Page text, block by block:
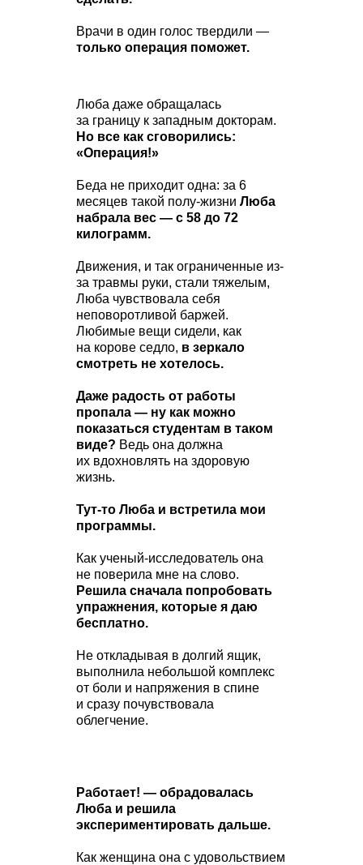
Работает! — обрадовалась
Люба и решила
экспериментировать дальше.
Как женщина она с удовольствием
Люба даже обращалась
за границу к западным докторам.
Но все как сговорились:
«Операция!»
Беда не приходит одна: за 6
месяцев такой полу-жизни Люба
набрала вес — с 58 до 72
килограмм.
Движения, и так ограниченные из-
за травмы руки, стали тяжелым,
Люба чувствовала себя
неповоротливой баржей.
Любимые вещи сидели, как
на корове седло, в зеркало
смотреть не хотелось.
Даже радость от работы
пропала — ну как можно
показаться студентам в таком
виде? Ведь она должна
их вдохновлять на здоровую
жизнь.
Тут-то Люба и встретила мои
программы.
Как ученый-исследователь она
не поверила мне на слово.
Решила сначала попробовать
упражнения, которые я даю
бесплатно.
Не откладывая в долгий ящик,
выполнила небольшой комплекс
от боли и напряжения в спине
и сразу почувствовала
облегчение.
Врачи в один голос твердили —
только операция поможет.